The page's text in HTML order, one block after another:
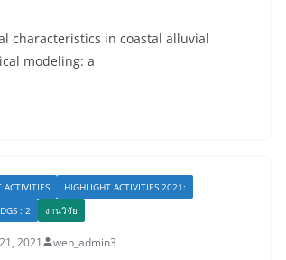
characteristics in coastal alluvial
modeling: a
ACTIVITIES
HIGHLIGHT ACTIVITIES 2021:
: 2
งานวิจัย
2021 web_admin3